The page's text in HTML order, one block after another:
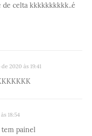
celta kkkkkkkkkk..é
2020 às 19:41
18:54
tem painel